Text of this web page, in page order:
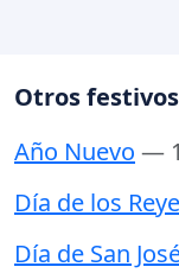
Otros
Año Nuevo —
Día de los
Día de San